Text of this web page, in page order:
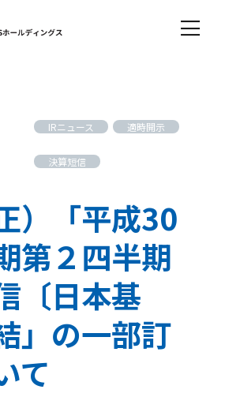
IRニュース
適時開示
決算短信
）「平成30
第２四半期
〔日本基
」の一部訂
て